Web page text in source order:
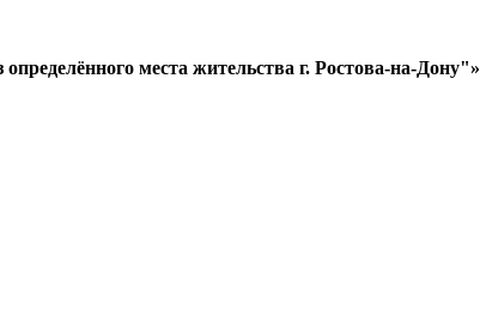
места жительства г. Ростова-на-Дону"»